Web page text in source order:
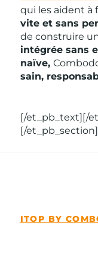
qui les aident à
vite et sans
de construire
intégrée sans
naïve,
sain,
[/et_pb_text][/
[/et_pb_section]